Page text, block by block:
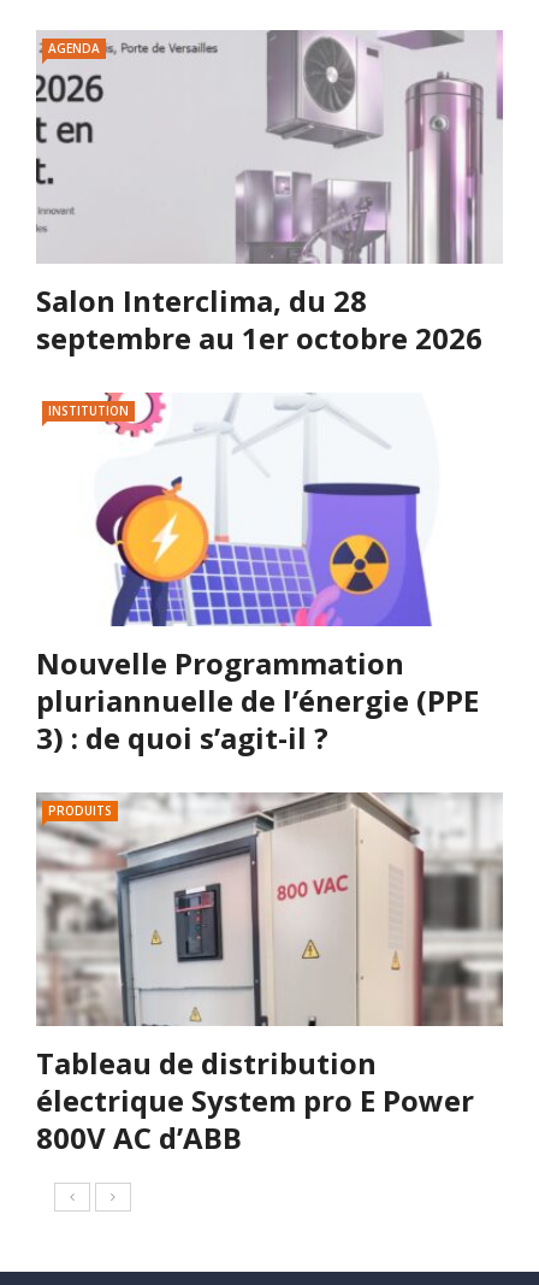
AGENDA
Salon Interclima, du 28
septembre au 1er octobre 2026
INSTITUTION
Nouvelle Programmation
pluriannuelle de l’énergie (PPE
3) : de quoi s’agit-il ?
PRODUITS
Tableau de distribution
électrique System pro E Power
800V AC d’ABB